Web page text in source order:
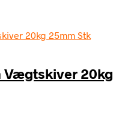
Vægtskiver 20kg